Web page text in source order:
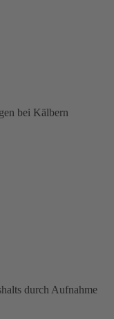
bei Kälbern
durch Aufnahme